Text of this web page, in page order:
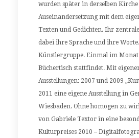
wurden später in derselben
Auseinandersetzung mit dem
Texten und Gedichten. Ihr
dabei ihre Sprache und ihre
Künstlergruppe. Einmal im Monat
Büchertisch stattfindet. Mit
Ausstellungen: 2007 und 2009
2011 eine eigene Ausstellung in
Wiesbaden. Ohne homogen zu
von Gabriele Textor in eine
Kulturpreises 2010 –